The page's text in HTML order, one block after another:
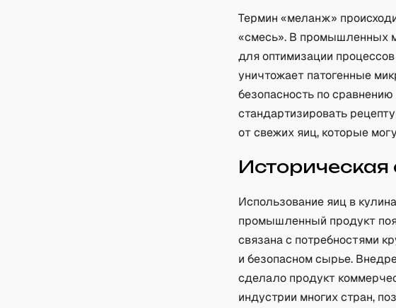
Термин «меланж»
«смесь». В промышленных
для оптимизации
уничтожает патогенные
безопасность по
стандартизировать
от свежих яиц, которые
Историческая
Использование яиц в
промышленный продукт
связана с потребностями
и безопасном сырье.
сделало продукт
индустрии многих стран,